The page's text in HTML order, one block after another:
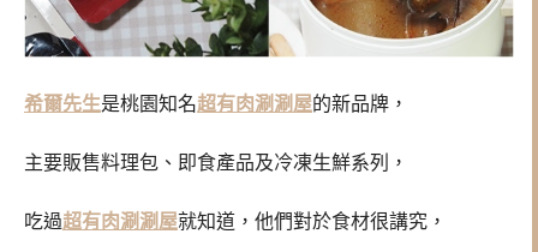
希爾先生是桃園知名超有肉涮涮屋的新品牌，
主要販售料理包、即食產品及冷凍生鮮系列，
吃過超有肉涮涮屋就知道，他們對於食材很講究，